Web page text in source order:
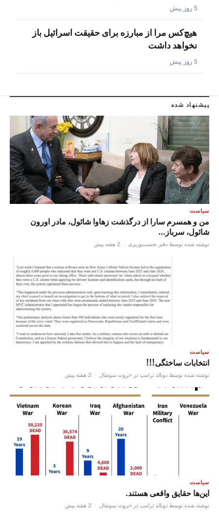
5 روز پیش
هیچ‌کس مرا از مبارزه برای حقیقت اسرائیل باز
نخواهد داشت
5 روز پیش
پیشنهاد شده
سیاست
من و همسرم سارا از درگذشت زهاوا شائول، مادر اورون
شائول، سرباز…
نوشته شده توسط دفتر نخست‌وزیری · 2 هفته پیش
سیاست
انتخابات ساختگی!!!
نوشته شده توسط دونالد ترامپ در «تروث سوشال · 2 هفته پیش
سیاست
این‌ها حقایق واقعی هستند.
نوشته شده توسط دونالد ترامپ در «تروث سوشال · 2 هفته پیش